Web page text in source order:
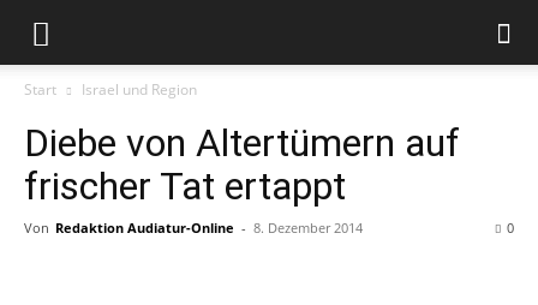
Start Israel und Region
Diebe von Altertümern auf
frischer Tat ertappt
Von Redaktion Audiatur-Online - 8. Dezember 2014 0